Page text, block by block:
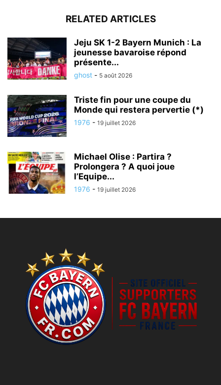
RELATED ARTICLES
Jeju SK 1-2 Bayern Munich : La
jeunesse bavaroise répond
présente...
ghost - 5 août 2026
Triste fin pour une coupe du
Monde qui restera pervertie (*)
1976 - 19 juillet 2026
Michael Olise : Partira ?
Prolongera ? A quoi joue
l’Equipe...
1976 - 19 juillet 2026